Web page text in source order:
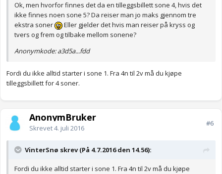
Ok, men hvorfor finnes det da en tilleggsbillett sone 4, hvis det
ikke finnes noen sone 5? Da reiser man jo maks gjennom tre
ekstra soner
Eller gjelder det hvis man reiser på kryss og
tvers og frem og tilbake mellom sonene?
Anonymkode: a3d5a...fdd
Fordi du ikke alltid starter i sone 1. Fra 4n til 2v må du kjøpe
tilleggsbillett for 4 soner.
AnonymBruker
Skrevet4. juli 2016
#6
VinterSnø skrev (På 4.7.2016 den 14.56):
Fordi du ikke alltid starter i sone 1. Fra 4n til 2v må du kjøpe